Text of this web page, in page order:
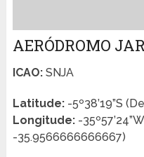
AERÓDROMO
ICAO:SNJA
Latitude:-5º38’19”S
Longitude:-
-35.9566666666667)